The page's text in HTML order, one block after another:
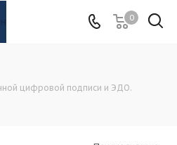
0
цифровой подписи и ЭДО.